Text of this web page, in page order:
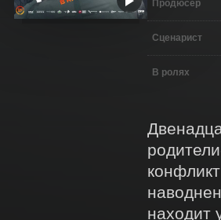
Продюсер
Сценарист
В ролях
находит